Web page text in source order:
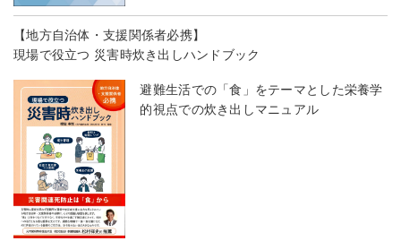
【地方自治体・支援関係者必携】
現場で役立つ 災害時炊き出しハンドブック
避難生活での「食」をテーマとした栄養学
的視点での炊き出しマニュアル